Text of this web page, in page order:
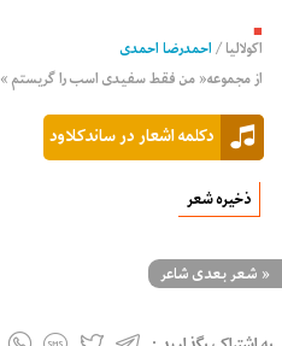
■
اکولالیا/احمدرضا احمدی
از مجموعه« من فقط سفیدی اسب را گریستم »
دکلمه اشعار در ساندکلاود
ذخیره شعر
« شعر بعدی شاعر